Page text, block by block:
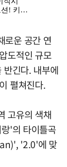
로운 공간 연
도적인 규모
긴다. 내부에
펼쳐진다.
고유의 색채
'의 타이틀곡
'2.0'에 맞